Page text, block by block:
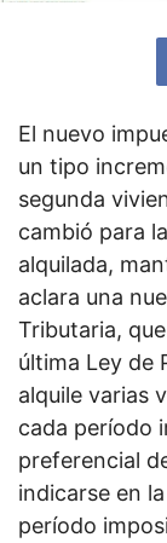
El nuevo
un tipo
segunda
cambió para
alquilada,
aclara una
Tributaria,
última Ley de
alquile varias
cada período
preferencial
indicarse en
período